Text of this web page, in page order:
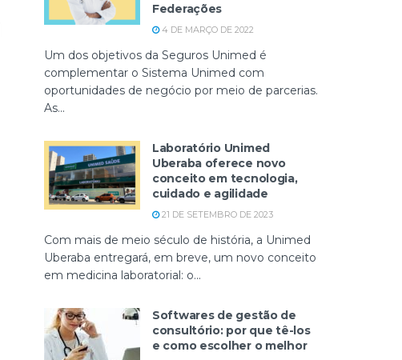
Federações
4 DE MARÇO DE 2022
Um dos objetivos da Seguros Unimed é
complementar o Sistema Unimed com
oportunidades de negócio por meio de parcerias.
As...
Laboratório Unimed
Uberaba oferece novo
conceito em tecnologia,
cuidado e agilidade
21 DE SETEMBRO DE 2023
Com mais de meio século de história, a Unimed
Uberaba entregará, em breve, um novo conceito
em medicina laboratorial: o...
Softwares de gestão de
consultório: por que tê-los
e como escolher o melhor